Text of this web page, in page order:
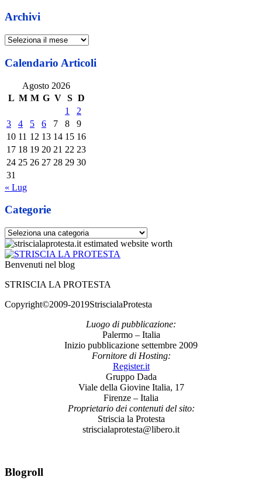
Archivi
Archivi
Calendario Articoli
Agosto 2026
L M M G V S D
1
2
3
4 5 6 7 8
9
10 11 12 13 14 15 16
17 18 19 20 21 22 23
24 25 26 27 28 29 30
31
« Lug
Categorie
Categorie
Benvenuti nel blog
STRISCIA LA PROTESTA
Copyright©2009-2019StriscialaProtesta
Luogo di pubblicazione:
Palermo – Italia
Inizio pubblicazione settembre 2009
Fornitore di Hosting:
Register.it
Gruppo Dada
Viale della Giovine Italia, 17
Firenze – Italia
Proprietario dei contenuti del sito:
Striscia la Protesta
striscialaprotesta@libero.it
Blogroll